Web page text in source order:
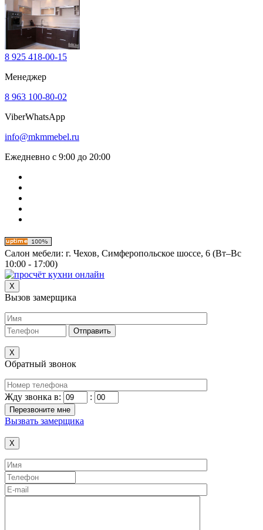
8 925 418-00-15
Менеджер
8 963 100-80-02
ViberWhatsApp
info@mkmmebel.ru
Ежедневно с 9:00 до 20:00
Салон мебели: г. Чехов, Симферопольское шоссе, 6 (Вт–Вс
10:00 - 17:00)
X
Вызов замерщика
X
Обратный звонок
Жду звонка в: :
Вызвать замерщика
X